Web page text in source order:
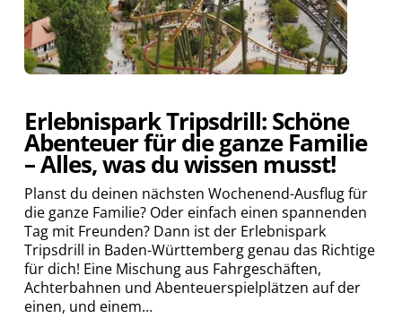
Erlebnispark Tripsdrill: Schöne
Abenteuer für die ganze Familie
– Alles, was du wissen musst!
Planst du deinen nächsten Wochenend-Ausflug für
die ganze Familie? Oder einfach einen spannenden
Tag mit Freunden? Dann ist der Erlebnispark
Tripsdrill in Baden-Württemberg genau das Richtige
für dich! Eine Mischung aus Fahrgeschäften,
Achterbahnen und Abenteuerspielplätzen auf der
einen, und einem…